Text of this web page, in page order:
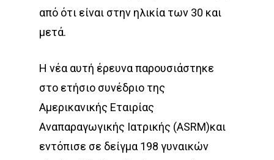
από ότι είναι στην ηλικία των 30 και
μετά.
Η νέα αυτή έρευνα παρουσιάστηκε
στο ετήσιο συνέδριο της
Αμερικανικής Εταιρίας
Αναπαραγωγικής Ιατρικής (ASRM)και
εντόπισε σε δείγμα 198 γυναικών